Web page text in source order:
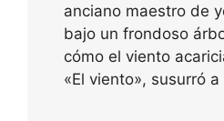
anciano maestro de
bajo un frondoso
cómo el viento
«El viento», susurró